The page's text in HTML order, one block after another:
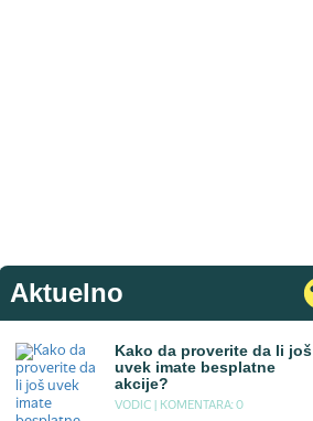
Aktuelno
Kako da proverite da li još
uvek imate besplatne
akcije?
VODIC | KOMENTARA: 0